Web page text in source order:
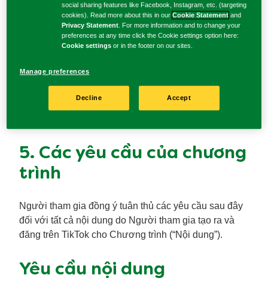
4. Hoa hồng
hồng được đề xuất thông qua Chương trình cho mỗi
sản phẩm được bán qua Bài đăng của bạn liên quan
đến Chương trình Thương hiệu TikTok Shop. Thanh
5. Các yêu cầu của chương
trình
Người tham gia đồng ý tuân thủ các yêu cầu sau đây
đối với tất cả nội dung do Người tham gia tạo ra và
đăng trên TikTok cho Chương trình (“Nội dung”).
Yêu cầu nội dung
social sharing features like Facebook, Instagram, etc. (targeting
cookies). Read more about this in ourCookie Statement and
Privacy Statement . For more information and to change your
preferences at any time click the Cookie settings option here:
Cookie settings or in the footer on our sites.
Manage preferences
Decline Accept